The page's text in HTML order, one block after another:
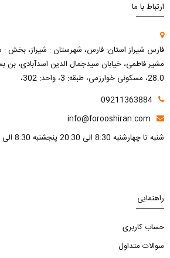
ارتباط با ما
فارس شیراز استان: فارس، شهرستان : شیراز، بخش :
28.0، مسکونی خوارزمی، طبقه: 3، واحد: 302،
09211363884
info@forooshiran.com
شنبه تا چهارشنبه 8:30 الی 20:30 پنجشنبه 8:30 الی 12:30
راهنمایی
حساب کاربری
سوالات متداول